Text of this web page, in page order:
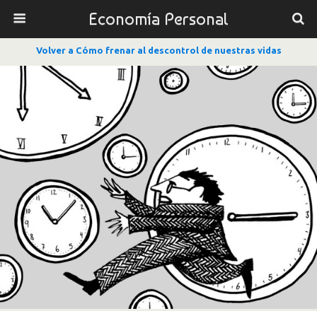
Economía Personal
Volver a Cómo frenar al descontrol de nuestras vidas